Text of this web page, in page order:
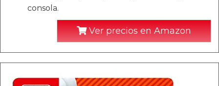
consola.
Ver precios en Amazon